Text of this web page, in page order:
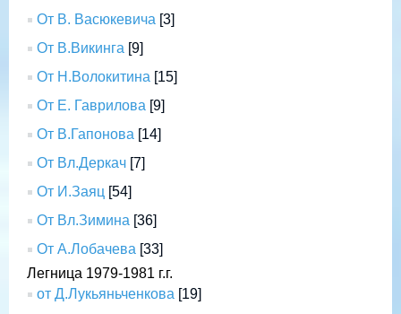
От В. Васюкевича [3]
От В.Викинга [9]
От Н.Волокитина [15]
От Е. Гаврилова [9]
От В.Гапонова [14]
От Вл.Деркач [7]
От И.Заяц [54]
От Вл.Зимина [36]
От А.Лобачева [33]
Легница 1979-1981 г.г.
от Д.Лукьяньченкова [19]